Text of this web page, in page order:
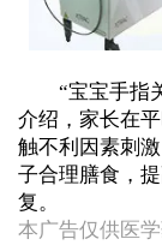
“宝宝手指关
介绍，家长在
触不利因素刺
子合理膳食，
复。
本广告仅供医